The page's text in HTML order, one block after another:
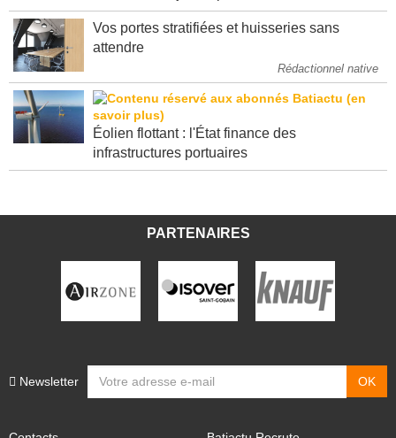
Vos portes stratifiées et huisseries sans
Rédactionnel native
Éolien flottant : l'État finance des